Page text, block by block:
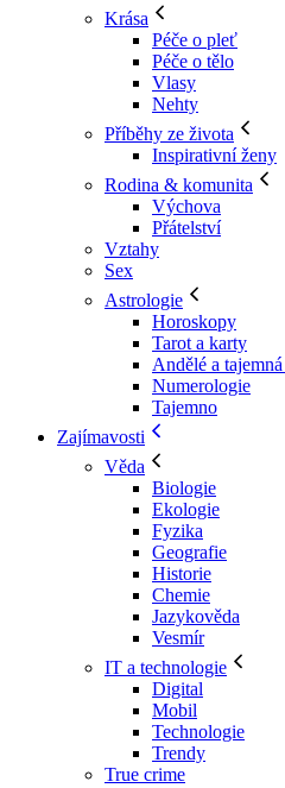
Krása
Péče o pleť
Péče o tělo
Vlasy
Nehty
Příběhy ze života
Inspirativní ženy
Rodina & komunita
Výchova
Přátelství
Vztahy
Sex
Astrologie
Horoskopy
Tarot a karty
Andělé a
Numerologie
Tajemno
Zajímavosti
Věda
Biologie
Ekologie
Fyzika
Geografie
Historie
Chemie
Jazykověda
Vesmír
IT a technologie
Digital
Mobil
Technologie
Trendy
True crime